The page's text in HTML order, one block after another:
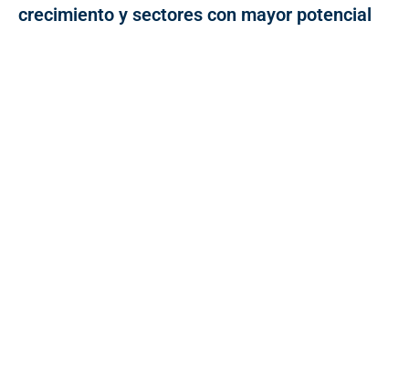
crecimiento y sectores con mayor potencial